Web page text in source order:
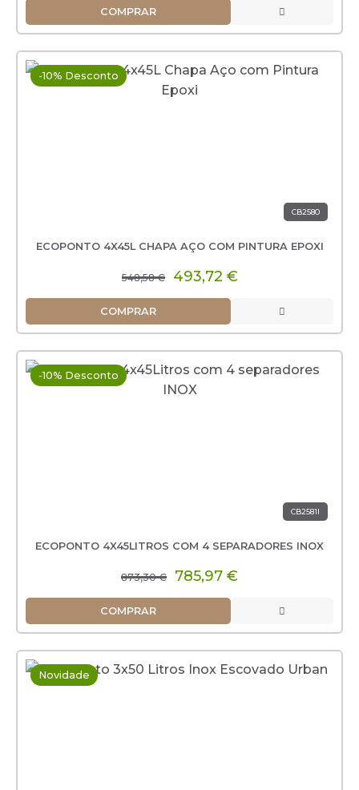
COMPRAR
-10% Desconto
CB2580
ECOPONTO 4X45L CHAPA AÇO COM PINTURA EPOXI
548,58 € 493,72 €
COMPRAR
-10% Desconto
CB2581I
ECOPONTO 4X45LITROS COM 4 SEPARADORES INOX
873,30 € 785,97 €
COMPRAR
Novidade